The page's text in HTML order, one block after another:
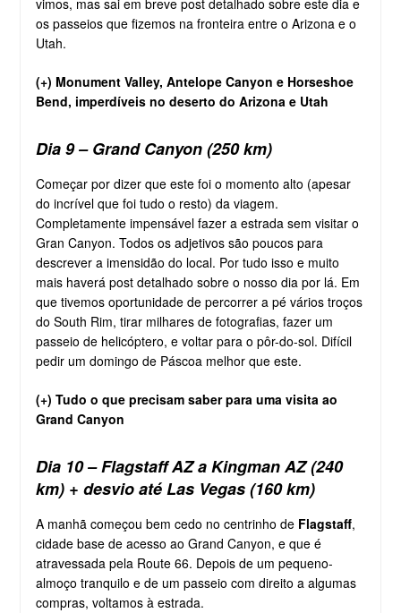
vimos, mas sai em breve post detalhado sobre este dia e
os passeios que fizemos na fronteira entre o Arizona e o
Utah.
(+) Monument Valley, Antelope Canyon e Horseshoe
Bend, imperdíveis no deserto do Arizona e Utah
Dia 9 – Grand Canyon (250 km)
Começar por dizer que este foi o momento alto (apesar
do incrível que foi tudo o resto) da viagem.
Completamente impensável fazer a estrada sem visitar o
Gran Canyon. Todos os adjetivos são poucos para
descrever a imensidão do local. Por tudo isso e muito
mais haverá post detalhado sobre o nosso dia por lá. Em
que tivemos oportunidade de percorrer a pé vários troços
do South Rim, tirar milhares de fotografias, fazer um
passeio de helicóptero, e voltar para o pôr-do-sol. Difícil
pedir um domingo de Páscoa melhor que este.
(+) Tudo o que precisam saber para uma visita ao
Grand Canyon
Dia 10 – Flagstaff AZ a Kingman AZ (240
km) + desvio até Las Vegas (160 km)
A manhã começou bem cedo no centrinho de Flagstaff,
cidade base de acesso ao Grand Canyon, e que é
atravessada pela Route 66. Depois de um pequeno-
almoço tranquilo e de um passeio com direito a algumas
compras, voltamos à estrada.